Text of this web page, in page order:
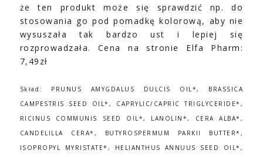
że ten produkt może się sprawdzić np. do
stosowania go pod pomadkę kolorową, aby nie
wysuszała tak bardzo ust i lepiej się
rozprowadzała. Cena na stronie Elfa Pharm:
7,49zł
Skład: PRUNUS AMYGDALUS DULCIS OIL*, BRASSICA
CAMPESTRIS SEED OIL*, CAPRYLIC/CAPRIC TRIGLYCERIDE*,
RICINUS COMMUNIS SEED OIL*, LANOLIN*, CERA ALBA*,
CANDELILLA CERA*, BUTYROSPERMUM PARKII BUTTER*,
ISOPROPYL MYRISTATE*, HELIANTHUS ANNUUS SEED OIL*,